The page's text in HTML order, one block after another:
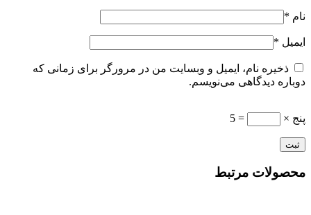
نام *
ایمیل *
ذخیره نام، ایمیل و وبسایت من در مرورگر برای زمانی که
دوباره دیدگاهی می‌نویسم.
پنج × = 5
محصولات مرتبط